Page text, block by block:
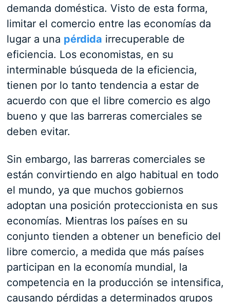
demanda doméstica. Visto de esta forma,
limitar el comercio entre las economías da
lugar a una pérdida irrecuperable de
eficiencia. Los economistas, en su
interminable búsqueda de la eficiencia,
tienen por lo tanto tendencia a estar de
acuerdo con que el libre comercio es algo
bueno y que las barreras comerciales se
deben evitar.
Sin embargo, las barreras comerciales se
están convirtiendo en algo habitual en todo
el mundo, ya que muchos gobiernos
adoptan una posición proteccionista en sus
economías. Mientras los países en su
conjunto tienden a obtener un beneficio del
libre comercio, a medida que más países
participan en la economía mundial, la
competencia en la producción se intensifica,
causando pérdidas a determinados grupos